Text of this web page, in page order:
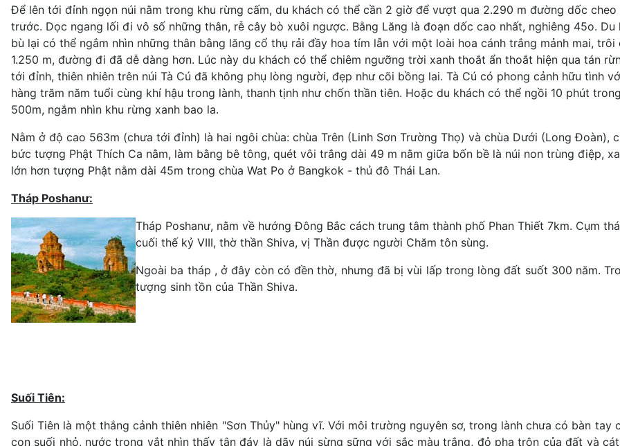
Để lên tới đỉnh ngọn núi nằm trong khu rừng cấm, du khách có thể cần 2 giờ để vượt qua 2.290 m đường dốc
trước. Dọc ngang lối đi vô số những thân, rễ cây bò xuôi ngược. Bằng Lăng là đoạn dốc cao nhất, nghiêng 45o.
bù lại có thể ngắm nhìn những thân bằng lăng cổ thụ rải đầy hoa tím lẫn với một loài hoa cánh trắng mảnh mai,
1.250 m, đường đi đã dễ dàng hơn. Lúc này du khách có thể chiêm ngưỡng trời xanh thoắt ẩn thoắt hiện qua tán
tới đỉnh, thiên nhiên trên núi Tà Cú đã không phụ lòng người, đẹp như cõi bồng lai. Tà Cú có phong cảnh hữu tình
hàng trăm năm tuổi cùng khí hậu trong lành, thanh tịnh như chốn thần tiên. Hoặc du khách có thể ngồi 10 phút
500m, ngắm nhìn khu rừng xanh bao la.
Nằm ở độ cao 563m (chưa tới đỉnh) là hai ngôi chùa: chùa Trên (Linh Sơn Trường Thọ) và chùa Dưới (Long Đoàn),
bức tượng Phật Thích Ca nằm, làm bằng bê tông, quét vôi trắng dài 49 m nằm giữa bốn bề là núi non trùng điệp,
lớn hơn tượng Phật nằm dài 45m trong chùa Wat Po ở Bangkok - thủ đô Thái Lan.
Tháp Poshanư:
Tháp Poshanư, nằm về hướng Đông Bắc cách trung tâm thành phố Phan Thiết 7km. Cụm
cuối thế kỷ VIII, thờ thần Shiva, vị Thần được người Chăm tôn sùng.
Ngoài ba tháp , ở đây còn có đền thờ, nhưng đã bị vùi lấp trong lòng đất suốt 300 năm.
tượng sinh tồn của Thần Shiva.
Suối Tiên:
Suối Tiên là một thắng cảnh thiên nhiên "Sơn Thủy" hùng vĩ. Với môi trường nguyên sơ, trong lành chưa có bàn tay
con suối nhỏ, nước trong vắt nhìn thấy tận đáy là dãy núi sừng sững với sắc màu trắng, đỏ pha trộn của đất và